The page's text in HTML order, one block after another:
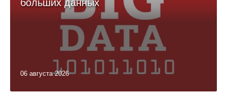
больших данных
06 августа 2026